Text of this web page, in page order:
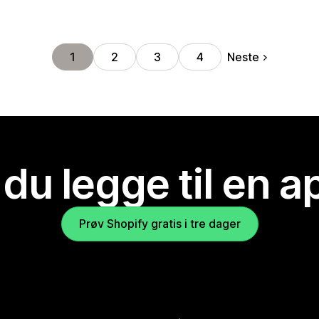
1 2 3 4 Neste
legge til en
Prøv Shopify gratis i tre dager